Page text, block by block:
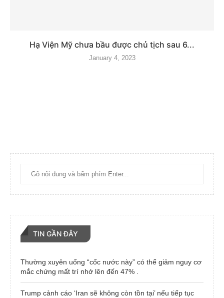
Hạ Viện Mỹ chưa bầu được chủ tịch sau 6...
January 4, 2023
TIN GẦN ĐÂY
Thường xuyên uống “cốc nước này” có thể giảm nguy cơ
mắc chứng mất trí nhớ lên đến 47% .
Trump cảnh cáo ‘Iran sẽ không còn tồn tại’ nếu tiếp tục